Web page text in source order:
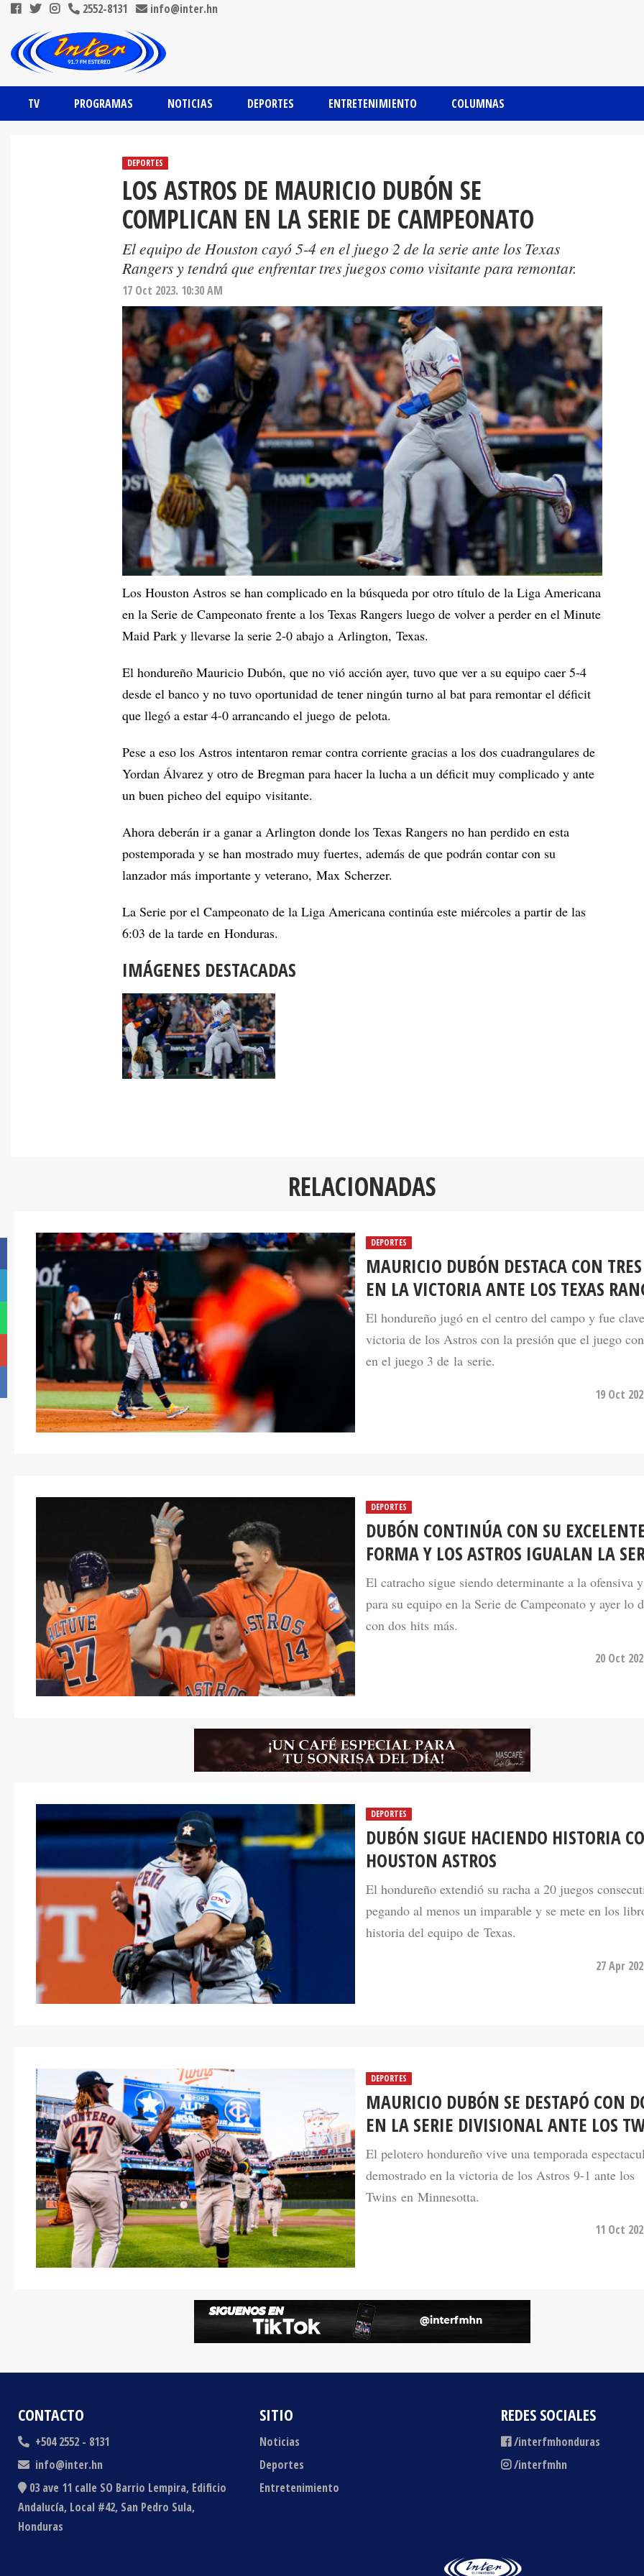
2552-8131 info@inter.hn
TV PROGRAMAS NOTICIAS DEPORTES ENTRETENIMIENTO COLUMNAS
DEPORTES
LOS ASTROS DE MAURICIO DUBÓN SE
COMPLICAN EN LA SERIE DE CAMPEONATO
El equipo de Houston cayó 5-4 en el juego 2 de la serie ante los Texas
Rangers y tendrá que enfrentar tres juegos como visitante para remontar.
17 Oct 2023. 10:30 AM
Los Houston Astros se han complicado en la búsqueda por otro título de la Liga Americana
en la Serie de Campeonato frente a los Texas Rangers luego de volver a perder en el Minute
Maid Park y llevarse la serie 2-0 abajo a Arlington, Texas.
El hondureño Mauricio Dubón, que no vió acción ayer, tuvo que ver a su equipo caer 5-4
desde el banco y no tuvo oportunidad de tener ningún turno al bat para remontar el déficit
que llegó a estar 4-0 arrancando el juego de pelota.
Pese a eso los Astros intentaron remar contra corriente gracias a los dos cuadrangulares de
Yordan Álvarez y otro de Bregman para hacer la lucha a un déficit muy complicado y ante
un buen picheo del equipo visitante.
Ahora deberán ir a ganar a Arlington donde los Texas Rangers no han perdido en esta
postemporada y se han mostrado muy fuertes, además de que podrán contar con su
lanzador más importante y veterano, Max Scherzer.
La Serie por el Campeonato de la Liga Americana continúa este miércoles a partir de las
6:03 de la tarde en Honduras.
IMÁGENES DESTACADAS
RELACIONADAS
DEPORTES
MAURICIO DUBÓN DESTACA CON
EN LA VICTORIA ANTE LOS TEXAS
El hondureño jugó en el centro del campo y fue
victoria de los Astros con la presión que el juego
en el juego 3 de la serie.
19 Oct
DEPORTES
DUBÓN CONTINÚA CON SU
FORMA Y LOS ASTROS IGUALAN LA
El catracho sigue siendo determinante a la ofensiva
para su equipo en la Serie de Campeonato y ayer lo
con dos hits más.
20 Oct
DUBÓN SIGUE HACIENDO HISTORIA
HOUSTON ASTROS
El hondureño extendió su racha a 20 juegos
pegando al menos un imparable y se mete en los
historia del equipo de Texas.
MAURICIO DUBÓN SE DESTAPÓ CON
EN LA SERIE DIVISIONAL ANTE LOS
El pelotero hondureño vive una temporada
demostrado en la victoria de los Astros 9-1 ante los
Twins en Minnesotta.
CONTACTO
+504 2552 - 8131
info@inter.hn
03 ave 11 calle SO Barrio Lempira, Edificio
Andalucía, Local #42, San Pedro Sula,
Honduras
SITIO
Noticias
Deportes
Entretenimiento
REDES SOCIALES
/interfmhonduras
/interfmhn